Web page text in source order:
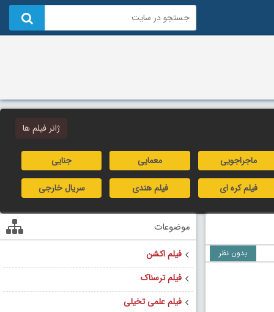
ژانر فیلم ها
ماجراجویی معمایی جنایی
فیلم کره ای فیلم هندی سریال خارجی
بدون نظر
موضوعات
فیلم اکشن
فیلم ترسناک
فیلم علمی تخیلی